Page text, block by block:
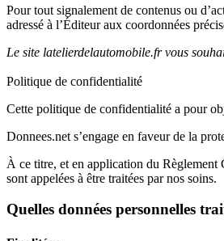
Pour tout signalement de contenus ou
adressé à l’Éditeur aux coordonnées
Le site latelierdelautomobile.fr vous
Politique de confidentialité
Cette politique de confidentialité a pour
Donnees.net s’engage en faveur de la
À ce titre, et en application du Règlement
sont appelées à être traitées par nos soins.
Quelles données personnelles